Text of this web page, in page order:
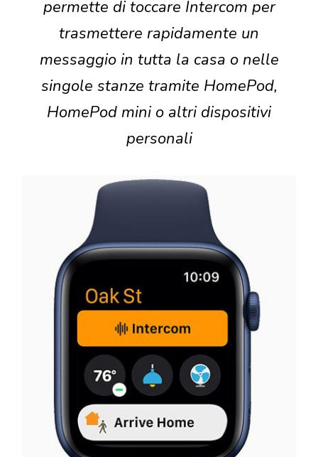
permette di toccare Intercom per
trasmettere rapidamente un
messaggio in tutta la casa o nelle
singole stanze tramite HomePod,
HomePod mini o altri dispositivi
personali